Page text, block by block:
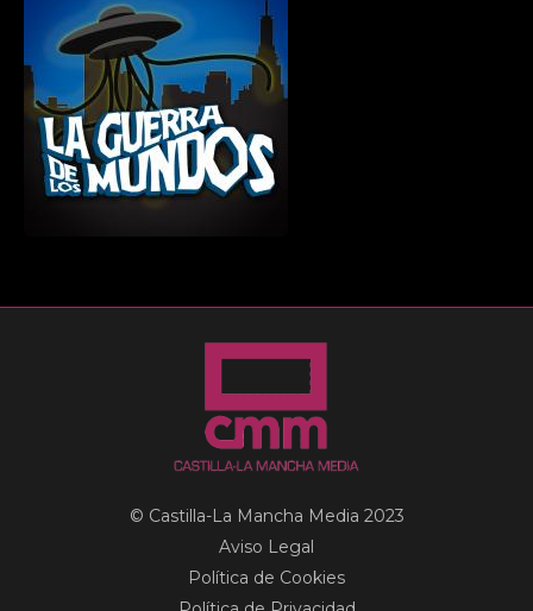
© Castilla-La Mancha Media 2023
Aviso Legal
Política de Cookies